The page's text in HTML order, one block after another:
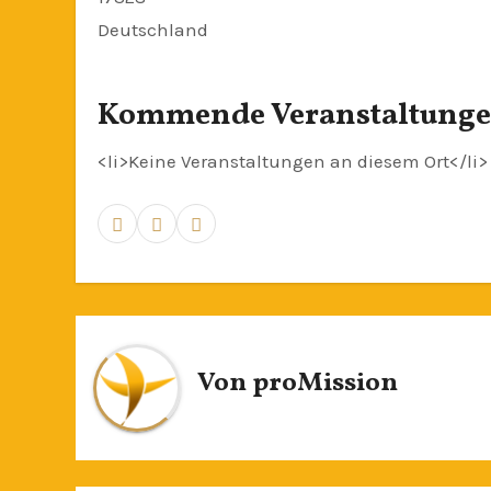
Deutschland
Kommende
<li>Keine Veranstaltungen an diesem Ort</li>
VonproMission